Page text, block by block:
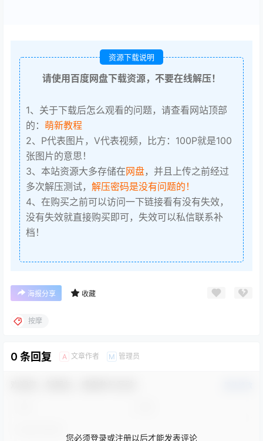
资源下载说明
请使用百度网盘下载资源，不要在线解压！
1、关于下载后怎么观看的问题，请查看网站顶部
的： 萌新教程
2、P代表图片，V代表视频，比方：100P就是100
张图片的意思！
3、本站资源大多存储在网盘，并且上传之前经过
多次解压测试， 解压密码是没有问题的！
4、在购买之前可以访问一下链接看有没有失效，
没有失效就直接购买即可，失效可以私信联系补
档！
海报分享 收藏
按摩
0 条回复 A 文章作者 M 管理员
您必须登录或注册以后才能发表评论